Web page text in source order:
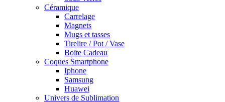
Céramique
Carrelage
Magnets
Mugs et tasses
Tirelire / Pot / Vase
Boite Cadeau
Coques Smartphone
Iphone
Samsung
Huawei
Univers de Sublimation